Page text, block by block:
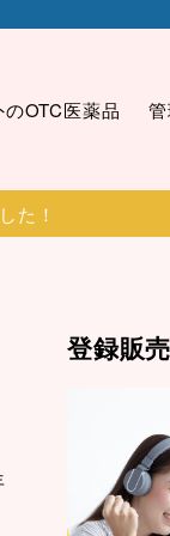
のOTC医薬品
た！
登録販